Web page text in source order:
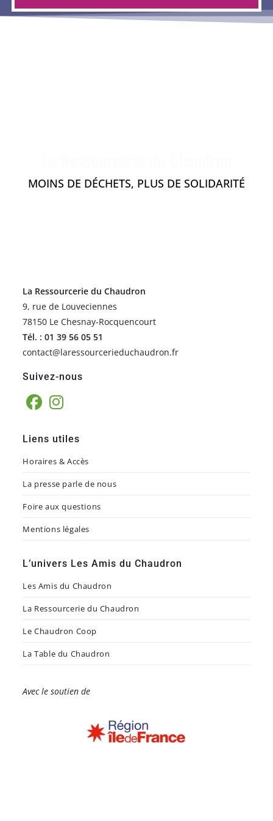
MOINS DE DÉCHETS, PLUS DE SOLIDARITÉ
La Ressourcerie du Chaudron
9, rue de Louveciennes
78150 Le Chesnay-Rocquencourt
Tél. : 01 39 56 05 51
contact@laressourcerieduchaudron.fr
Suivez-nous
Liens utiles
Horaires & Accès
La presse parle de nous
Foire aux questions
Mentions légales
L’univers Les Amis du Chaudron
Les Amis du Chaudron
La Ressourcerie du Chaudron
Le Chaudron Coop
La Table du Chaudron
Avec le soutien de